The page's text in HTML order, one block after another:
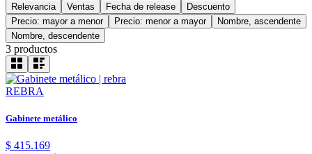
Relevancia
Ventas Fecha de release
Descuento
Precio: mayor a menor
Precio: menor a mayor
Nombre, ascendente
Nombre, descendente
3 productos
REBRA
Gabinete metálico
$ 415.169